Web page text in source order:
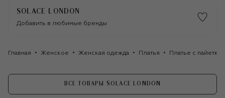
SOLACE LONDON
Добавить в любимые бренды
Главная Женское Женская одежда Платья Платье с
ВСЕ ТОВАРЫ SOLACE LONDON